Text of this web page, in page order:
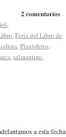
2 comentarios
,
,Feria del Libro de
,Planisferio,
,salmantino,
a esta fecha